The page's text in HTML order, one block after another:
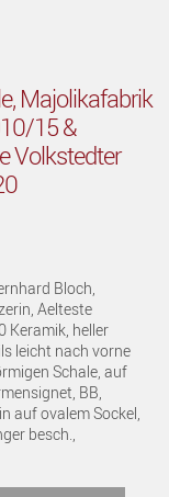
Majolikafabrik
15 &
Volkstedter
Bloch,
Aelteste
Keramik, heller
leicht nach vorne
Schale, auf
BB,
auf ovalem Sockel,
besch.,